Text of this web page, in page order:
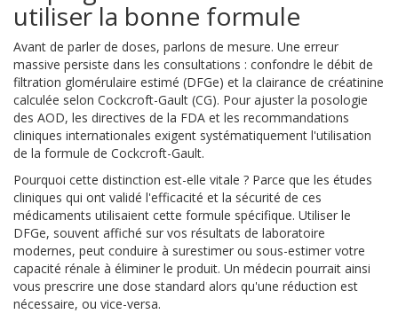
utiliser la bonne formule
Avant de parler de doses, parlons de mesure. Une erreur
massive persiste dans les consultations : confondre le débit de
filtration glomérulaire estimé (DFGe) et la clairance de créatinine
calculée selon Cockcroft-Gault (CG). Pour ajuster la posologie
des AOD, les directives de la FDA et les recommandations
cliniques internationales exigent systématiquement l'utilisation
de la formule de Cockcroft-Gault.
Pourquoi cette distinction est-elle vitale ? Parce que les études
cliniques qui ont validé l'efficacité et la sécurité de ces
médicaments utilisaient cette formule spécifique. Utiliser le
DFGe, souvent affiché sur vos résultats de laboratoire
modernes, peut conduire à surestimer ou sous-estimer votre
capacité rénale à éliminer le produit. Un médecin pourrait ainsi
vous prescrire une dose standard alors qu'une réduction est
nécessaire, ou vice-versa.